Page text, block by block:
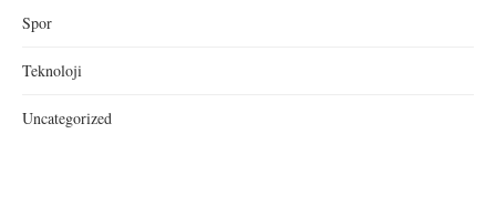
Spor
Teknoloji
Uncategorized